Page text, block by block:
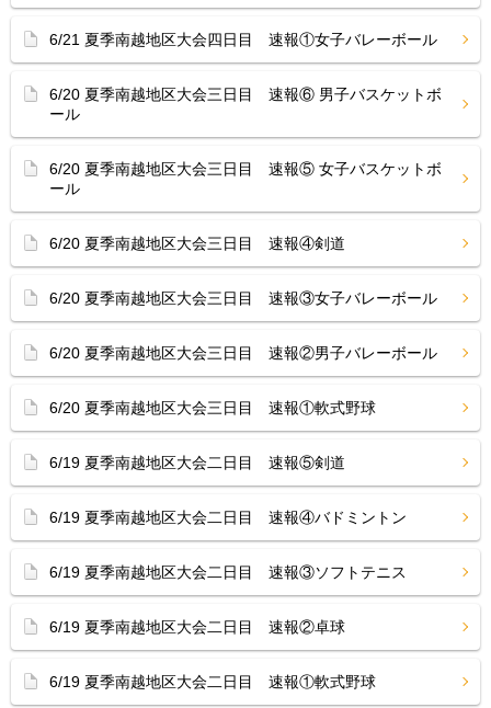
6/21 夏季南越地区大会四日目 速報①女子バレーボール
6/20 夏季南越地区大会三日目 速報⑥ 男子バスケットボ
ール
6/20 夏季南越地区大会三日目 速報⑤ 女子バスケットボ
ール
6/20 夏季南越地区大会三日目 速報④剣道
6/20 夏季南越地区大会三日目 速報③女子バレーボール
6/20 夏季南越地区大会三日目 速報②男子バレーボール
6/20 夏季南越地区大会三日目 速報①軟式野球
6/19 夏季南越地区大会二日目 速報⑤剣道
6/19 夏季南越地区大会二日目 速報④バドミントン
6/19 夏季南越地区大会二日目 速報③ソフトテニス
6/19 夏季南越地区大会二日目 速報②卓球
6/19 夏季南越地区大会二日目 速報①軟式野球